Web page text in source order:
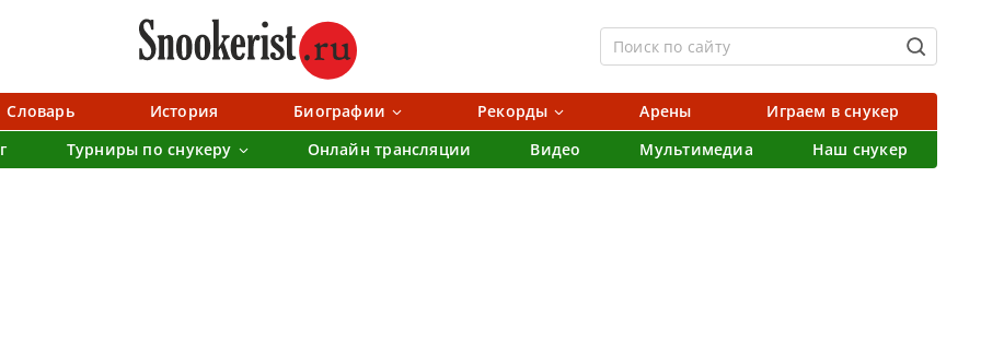
Словарь История Биографии Рекорды Арены
Играем в снукер
Турниры по снукеру Онлайн трансляции Видео Мультимедиа Наш снукер